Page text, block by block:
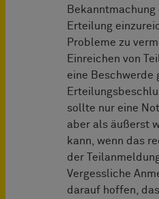
Erteilung
Probleme zu
Einreichen von
eine Beschwerde
sollte nur eine
aber als äußerst
kann, wenn das
der
Vergessliche
darauf hoffen,